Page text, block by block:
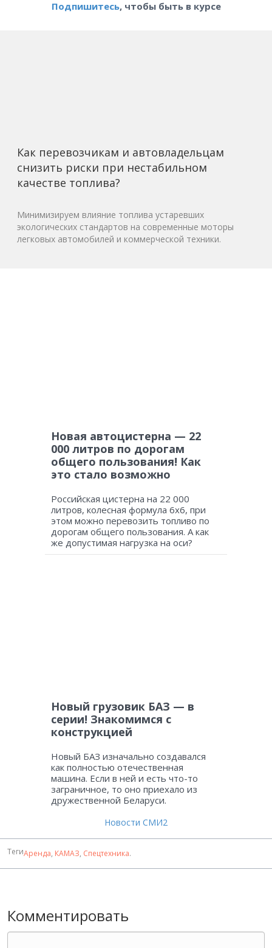
Подпишитесь, чтобы быть в курсе
Как перевозчикам и автовладельцам
снизить риски при нестабильном
качестве топлива?
Минимизируем влияние топлива устаревших
экологических стандартов на современные моторы
легковых автомобилей и коммерческой техники.
Новая автоцистерна — 22
000 литров по дорогам
общего пользования! Как
это стало возможно
Российская цистерна на 22 000
литров, колесная формула 6х6, при
этом можно перевозить топливо по
дорогам общего пользования. А как
же допустимая нагрузка на оси?
Новый грузовик БАЗ — в
серии! Знакомимся с
конструкцией
Новый БАЗ изначально создавался
как полностью отечественная
машина. Если в ней и есть что-то
заграничное, то оно приехало из
дружественной Беларуси.
Новости СМИ2
ТегиАренда, КАМАЗ, Спецтехника.
Комментировать